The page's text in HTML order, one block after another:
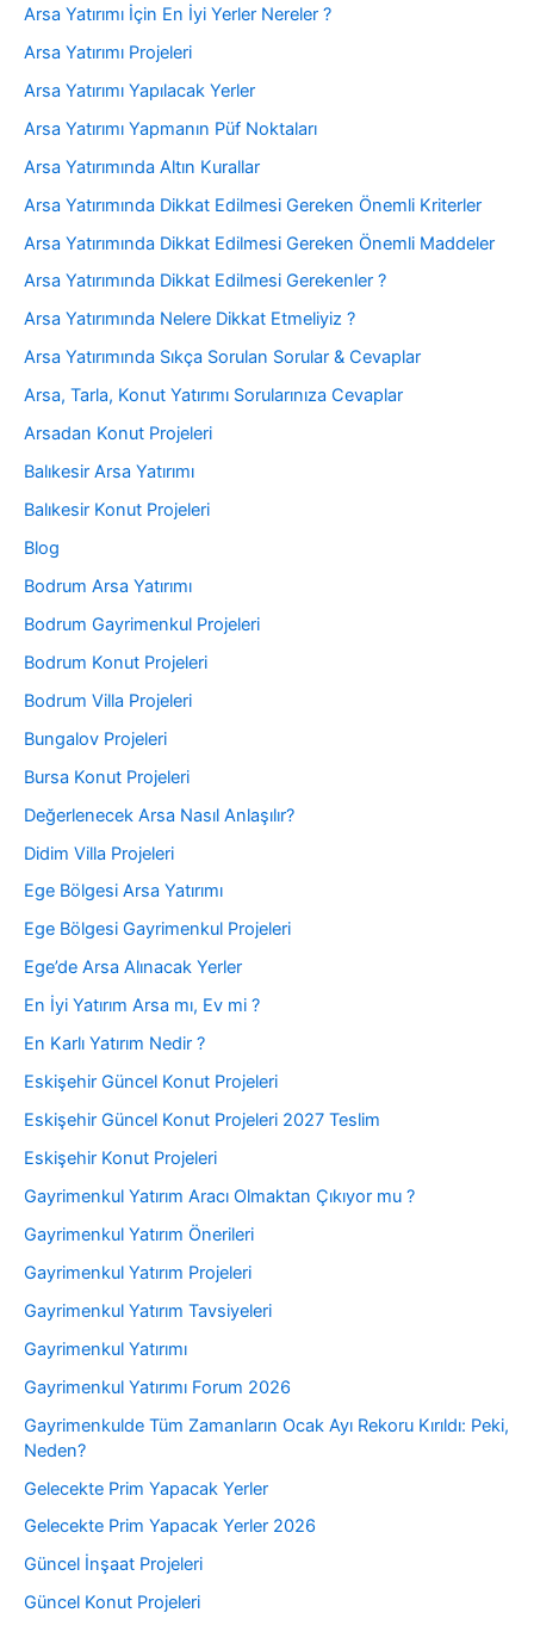
Arsa Yatırımı İçin En İyi Yerler Nereler ?
Arsa Yatırımı Projeleri
Arsa Yatırımı Yapılacak Yerler
Arsa Yatırımı Yapmanın Püf Noktaları
Arsa Yatırımında Altın Kurallar
Arsa Yatırımında Dikkat Edilmesi Gereken Önemli Kriterler
Arsa Yatırımında Dikkat Edilmesi Gereken Önemli Maddeler
Arsa Yatırımında Dikkat Edilmesi Gerekenler ?
Arsa Yatırımında Nelere Dikkat Etmeliyiz ?
Arsa Yatırımında Sıkça Sorulan Sorular & Cevaplar
Arsa, Tarla, Konut Yatırımı Sorularınıza Cevaplar
Arsadan Konut Projeleri
Balıkesir Arsa Yatırımı
Balıkesir Konut Projeleri
Blog
Bodrum Arsa Yatırımı
Bodrum Gayrimenkul Projeleri
Bodrum Konut Projeleri
Bodrum Villa Projeleri
Bungalov Projeleri
Bursa Konut Projeleri
Değerlenecek Arsa Nasıl Anlaşılır?
Didim Villa Projeleri
Ege Bölgesi Arsa Yatırımı
Ege Bölgesi Gayrimenkul Projeleri
Ege’de Arsa Alınacak Yerler
En İyi Yatırım Arsa mı, Ev mi ?
En Karlı Yatırım Nedir ?
Eskişehir Güncel Konut Projeleri
Eskişehir Güncel Konut Projeleri 2027 Teslim
Eskişehir Konut Projeleri
Gayrimenkul Yatırım Aracı Olmaktan Çıkıyor mu ?
Gayrimenkul Yatırım Önerileri
Gayrimenkul Yatırım Projeleri
Gayrimenkul Yatırım Tavsiyeleri
Gayrimenkul Yatırımı
Gayrimenkul Yatırımı Forum 2026
Gayrimenkulde Tüm Zamanların Ocak Ayı Rekoru Kırıldı: Peki,
Neden?
Gelecekte Prim Yapacak Yerler
Gelecekte Prim Yapacak Yerler 2026
Güncel İnşaat Projeleri
Güncel Konut Projeleri